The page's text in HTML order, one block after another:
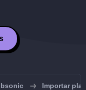
Importar